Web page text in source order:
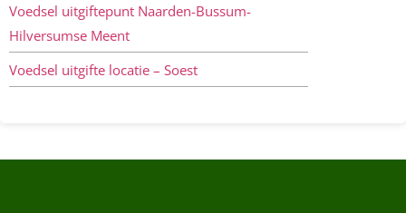
Voedsel uitgiftepunt Naarden-Bussum-
Hilversumse Meent
Voedsel uitgifte locatie – Soest